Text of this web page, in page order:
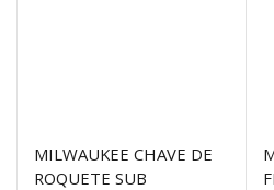
MILWAUKEE CHAVE DE
ROQUETE SUB